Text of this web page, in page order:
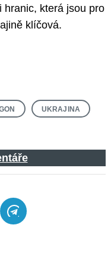
která jsou pro
klíčová.
UKRAJINA
Telegram